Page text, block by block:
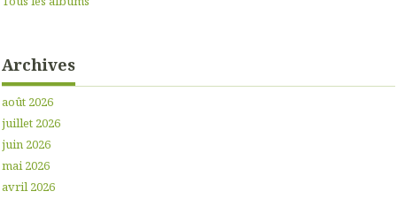
Archives
août 2026
juillet 2026
juin 2026
mai 2026
avril 2026